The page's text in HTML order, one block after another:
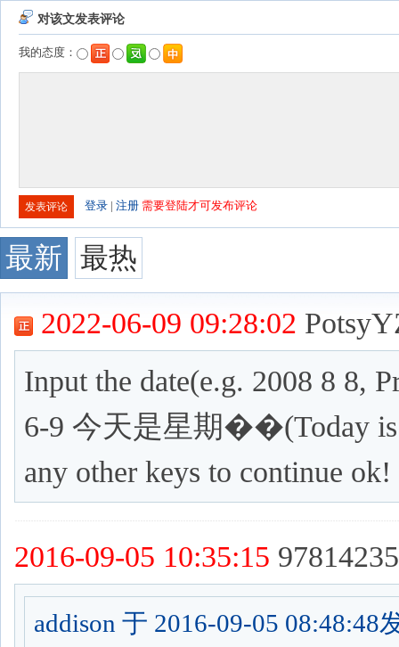
对该文发表评论
我的态度：
登录 | 注册 需要登陆才可发布评论
最新 最热
2022-06-09 09:28:02
Input the date(e.g. 2008 8 8,
6-9 今天是星期��(Today is
any other keys to continue
2016-09-05 10:35:15
addison 于 2016-09-05 08:48:48